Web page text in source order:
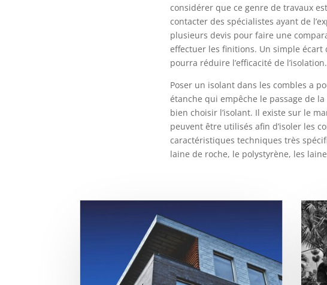
considérer que ce genre de travaux
contacter des spécialistes ayant de
plusieurs devis pour faire une
effectuer les finitions. Un simple écart
pourra réduire l’efficacité de l’isolation.
Poser un isolant dans les combles a
étanche qui empêche le passage de
bien choisir l’isolant. Il existe sur le
peuvent être utilisés afin d’isoler les
caractéristiques techniques très
laine de roche, le polystyrène, les